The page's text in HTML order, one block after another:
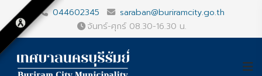
044602345
saraban@buriramcity.go.th
จันทร์-ศุกร์ 08.30-16.30 น.